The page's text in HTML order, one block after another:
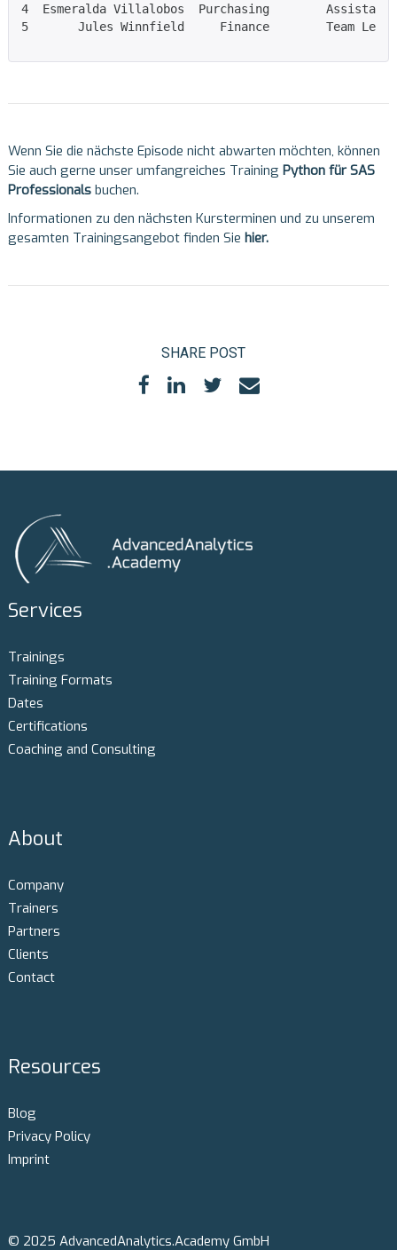
4  Esmeralda Villalobos  Purchasing        Assistant
5       Jules Winnfield     Finance        Team Lead
Wenn Sie die nächste Episode nicht abwarten möchten, können
Sie auch gerne unser umfangreiches Training Python für SAS
Professionals buchen.
Informationen zu den nächsten Kursterminen und zu unserem
gesamten Trainingsangebot finden Siehier.
SHARE POST
Services
Trainings
Training Formats
Dates
Certifications
Coaching and Consulting
About
Company
Trainers
Partners
Clients
Contact
Resources
Blog
Privacy Policy
Imprint
© 2025 AdvancedAnalytics.Academy GmbH